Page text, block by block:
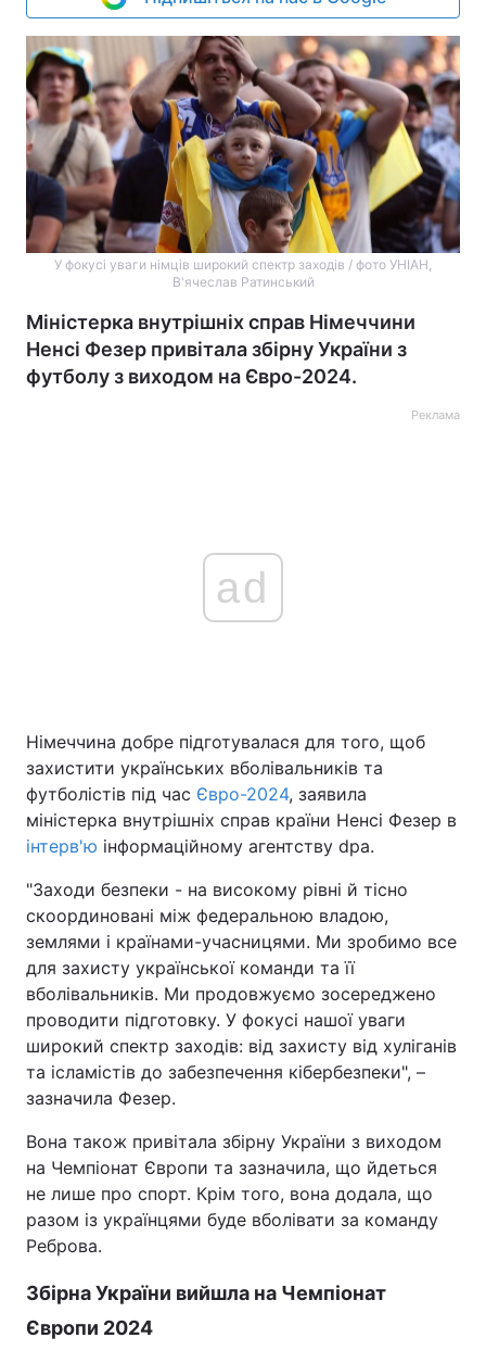
У фокусі уваги німців широкий спектр заходів / фото УНІАН,
В'ячеслав Ратинський
Міністерка внутрішніх справ Німеччини
Ненсі Фезер привітала збірну України з
футболу з виходом на Євро-2024.
Реклама
ad
Німеччина добре підготувалася для того, щоб
захистити українських вболівальників та
футболістів під час Євро-2024, заявила
міністерка внутрішніх справ країни Ненсі Фезер в
інтерв'ю інформаційному агентству dpa.
"Заходи безпеки - на високому рівні й тісно
скоординовані між федеральною владою,
землями і країнами-учасницями. Ми зробимо все
для захисту української команди та її
вболівальників. Ми продовжуємо зосереджено
проводити підготовку. У фокусі нашої уваги
широкий спектр заходів: від захисту від хуліганів
та ісламістів до забезпечення кібербезпеки", –
зазначила Фезер.
Вона також привітала збірну України з виходом
на Чемпіонат Європи та зазначила, що йдеться
не лише про спорт. Крім того, вона додала, що
разом із українцями буде вболівати за команду
Реброва.
Збірна України вийшла на Чемпіонат
Європи 2024